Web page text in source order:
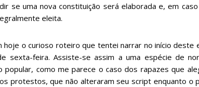
se uma nova constituição será elaborada e, em
eleita.
o curioso roteiro que tentei narrar no início deste
sexta-feira. Assiste-se assim a uma espécie de
como me parece o caso dos rapazes que
protestos, que não alteraram seu script enquanto o